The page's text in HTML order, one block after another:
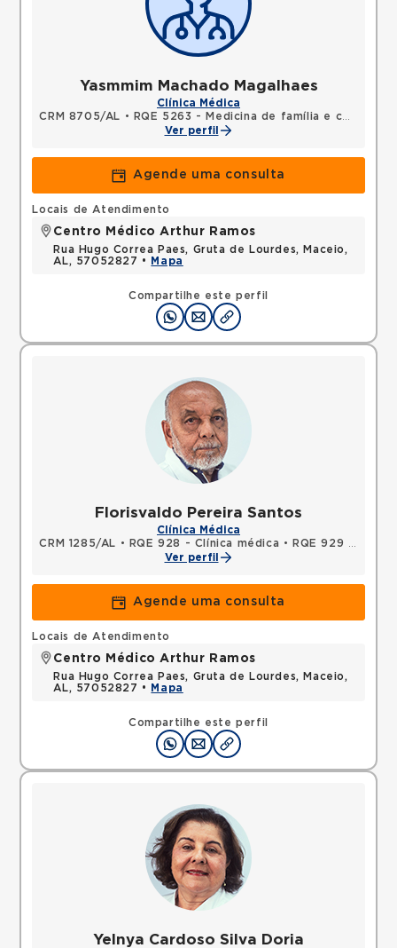
Yasmmim Machado Magalhaes
Clínica Médica
CRM 8705/AL •
RQE 5263 - Medicina de família e comunidade
Ver perfil
Agende uma consulta
Compartilhe este perfil
Locais de Atendimento
Centro Médico Arthur Ramos
Rua Hugo Correa Paes, Gruta de Lourdes, Maceio,
AL, 57052827 •
Mapa
Florisvaldo Pereira Santos
Clínica Médica
CRM 1285/AL • RQE 928 - Clínica médica •
RQE 929 - Medicina intensiva
Ver perfil
Agende uma consulta
Compartilhe este perfil
Locais de Atendimento
Centro Médico Arthur Ramos
Rua Hugo Correa Paes, Gruta de Lourdes, Maceio,
AL, 57052827 •
Mapa
Yelnya Cardoso Silva Doria